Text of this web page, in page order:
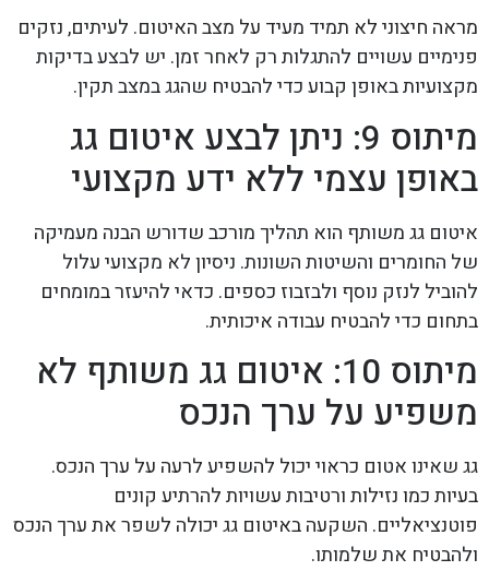
מראה חיצוני לא תמיד מעיד על מצב האיטום. לעיתים, נזקים
פנימיים עשויים להתגלות רק לאחר זמן. יש לבצע בדיקות
מקצועיות באופן קבוע כדי להבטיח שהגג במצב תקין.
מיתוס 9: ניתן לבצע איטום גג
באופן עצמי ללא ידע מקצועי
איטום גג משותף הוא תהליך מורכב שדורש הבנה מעמיקה
של החומרים והשיטות השונות. ניסיון לא מקצועי עלול
להוביל לנזק נוסף ולבזבוז כספים. כדאי להיעזר במומחים
בתחום כדי להבטיח עבודה איכותית.
מיתוס 10: איטום גג משותף לא
משפיע על ערך הנכס
גג שאינו אטום כראוי יכול להשפיע לרעה על ערך הנכס.
בעיות כמו נזילות ורטיבות עשויות להרתיע קונים
פוטנציאליים. השקעה באיטום גג יכולה לשפר את ערך הנכס
ולהבטיח את שלמותו.